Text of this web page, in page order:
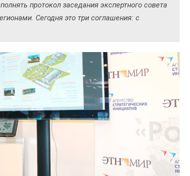
протокол заседания экспертного совета
Сегодня это три соглашения: с